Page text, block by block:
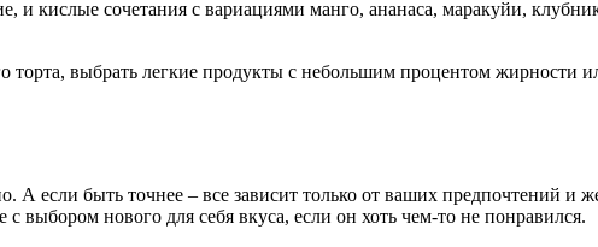
и кислые сочетания с вариациями манго, ананаса, маракуйи,
торта, выбрать легкие продукты с небольшим процентом жирности
А если быть точнее – все зависит только от ваших предпочтений и
выбором нового для себя вкуса, если он хоть чем-то не понравился.